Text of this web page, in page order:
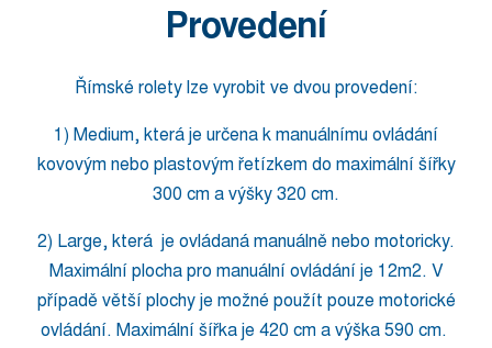
Provedení
Římské rolety lze vyrobit ve dvou provedení:
1) Medium, která je určena k manuálnímu ovládání
kovovým nebo plastovým řetízkem do maximální šířky
300 cm a výšky 320 cm.
2) Large, která je ovládaná manuálně nebo motoricky.
Maximální plocha pro manuální ovládání je 12m2. V
případě větší plochy je možné použít pouze motorické
ovládání. Maximální šířka je 420 cm a výška 590 cm.